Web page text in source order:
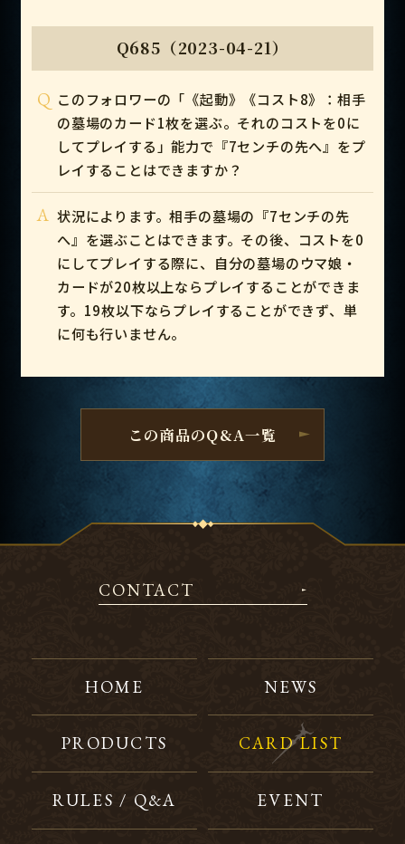
Q685（2023-04-21）
Q このフォロワーの「《起動》《コスト8》：相手
の墓場のカード1枚を選ぶ。それのコストを0に
してプレイする」能力で『7センチの先へ』をプ
レイすることはできますか？
A 状況によります。相手の墓場の『7センチの先
へ』を選ぶことはできます。その後、コストを0
にしてプレイする際に、自分の墓場のウマ娘・
カードが20枚以上ならプレイすることができま
す。19枚以下ならプレイすることができず、単
に何も行いません。
この商品のQ&A一覧
CONTACT
HOME NEWS
PRODUCTS CARD LIST
RULES / Q&A EVENT